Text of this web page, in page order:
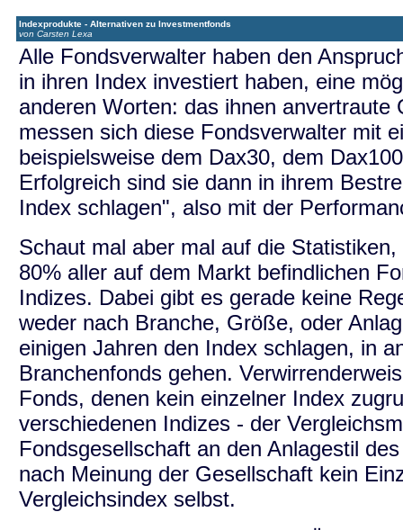
Indexprodukte - Alternativen zu Investmentfonds
von Carsten Lexa
Alle Fondsverwalter haben den
in ihren Index investiert haben, eine
anderen Worten: das ihnen
messen sich diese Fondsverwalter mit
beispielsweise dem Dax30, dem
Erfolgreich sind sie dann in ihrem
Index schlagen", also mit der
Schaut mal aber mal auf die
80% aller auf dem Markt befindlichen
Indizes. Dabei gibt es gerade keine
weder nach Branche, Größe, oder
einigen Jahren den Index schlagen, in
Branchenfonds gehen.
Fonds, denen kein einzelner Index
verschiedenen Indizes - der
Fondsgesellschaft an den Anlagestil
nach Meinung der Gesellschaft kein
Vergleichsindex selbst.